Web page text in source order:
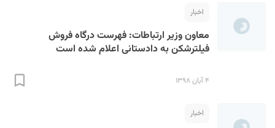
اخبار
معاون وزیر ارتباطات:‌ فهرست درگاه فروش
فیلترشکن به دادستانی اعلام شده است
۴ آبان ۱۳۹۸
اخبار